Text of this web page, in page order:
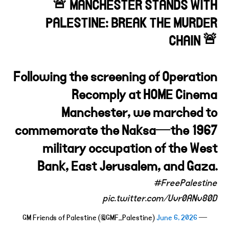
🚨 MANCHESTER STANDS WITH
PALESTINE: BREAK THE MURDER
CHAIN 🚨
Following the screening of Operation
Recomply at HOME Cinema
Manchester, we marched to
commemorate the Naksa—the 1967
military occupation of the West
Bank, East Jerusalem, and Gaza.
#FreePalestine
pic.twitter.com/Uvr0ANv80D
— GM Friends of Palestine (@GMF_Palestine)
June 6, 2026